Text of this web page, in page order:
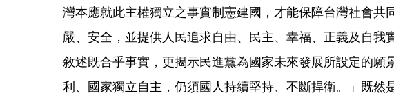
灣本應就此主權獨立之事實制憲建國，才能保障台灣社會共
嚴、安全，並提供人民追求自由、民主、幸福、正義及自我
敘述既合乎事實，更揭示民進黨為國家未來發展所設定的願
利、國家獨立自主，仍須國人持續堅持、不斷捍衛。」既然